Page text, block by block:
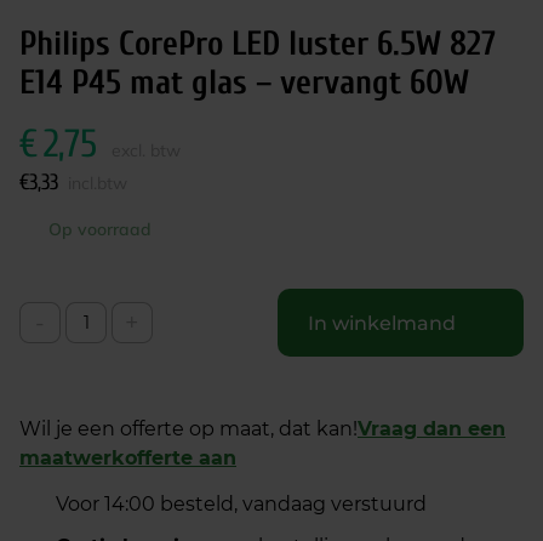
Philips CorePro LED luster 6.5W 827
E14 P45 mat glas – vervangt 60W
€2,75
€3,33
Op voorraad
In winkelmand
Wil je een offerte op maat, dat kan!Vraag dan een
maatwerkofferte aan
Voor 14:00 besteld, vandaag verstuurd